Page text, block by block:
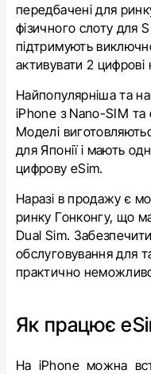
передбачені для
фізичного слоту для
підтримують
активувати 2 цифрові
Найпопулярніша та
iPhone з Nano-SIM та
Моделі
для Японії і мають
цифрову eSim.
Наразі в продажу є
ринку Гонконгу, що
Dual Sim. Забезпечити
обслуговування для
практично
Як працює
На iPhone можна